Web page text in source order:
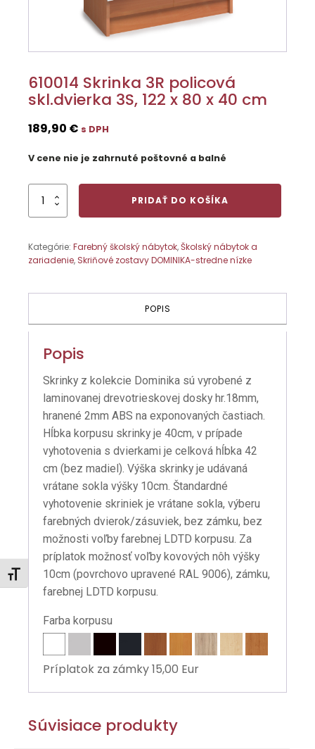
Zmeniť veľkosť písma
610014 Skrinka 3R policová
skl.dvierka 3S, 122 x 80 x 40 cm
189,90 € s DPH
V cene nie je zahrnuté poštovné a balné
množstvo
policová
skl.dvierka
x
PRIDAŤ DO KOŠÍKA
Kategórie: Farebný školský nábytok,Školský nábytok a
zariadenie, Skriňové zostavy DOMINIKA-stredne nízke
POPIS
Popis
Skrinky z kolekcie Dominika sú vyrobené z
laminovanej drevotrieskovej dosky hr.18mm,
hranené 2mm ABS na exponovaných častiach.
Hĺbka korpusu skrinky je 40cm, v prípade
vyhotovenia s dvierkami je celková hĺbka 42
cm (bez madiel). Výška skrinky je udávaná
vrátane sokla výšky 10cm. Štandardné
vyhotovenie skriniek je vrátane sokla, výberu
farebných dvierok/zásuviek, bez zámku, bez
možnosti voľby farebnej LDTD korpusu. Za
príplatok možnosť voľby kovových nôh výšky
10cm (povrchovo upravené RAL 9006), zámku,
farebnej LDTD korpusu.
Farba korpusu
Príplatok za zámky 15,00 Eur
Súvisiace produkty